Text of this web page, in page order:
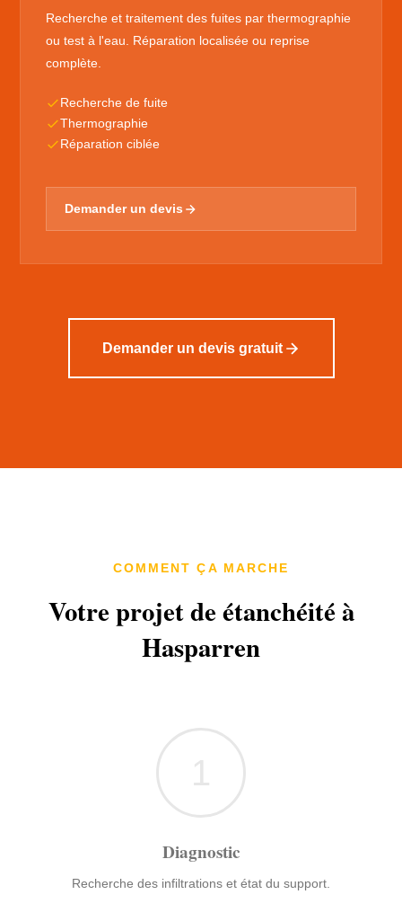
Recherche et traitement des fuites par thermographie
ou test à l'eau. Réparation localisée ou reprise
complète.
Recherche de fuite
Thermographie
Réparation ciblée
Demander un devis
Demander un devis gratuit
COMMENT ÇA MARCHE
Votre projet de étanchéité à
Hasparren
1
Diagnostic
Recherche des infiltrations et état du support.